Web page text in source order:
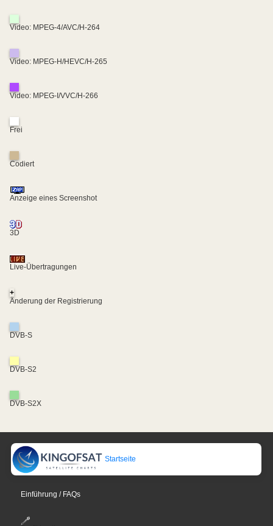
Video: MPEG-4/AVC/H-264
Video: MPEG-H/HEVC/H-265
Video: MPEG-I/VVC/H-266
Frei
Codiert
Anzeige eines Screenshot
3D
Live-Übertragungen
+
Änderung der Registrierung
DVB-S
DVB-S2
DVB-S2X
Startseite
Einführung / FAQs